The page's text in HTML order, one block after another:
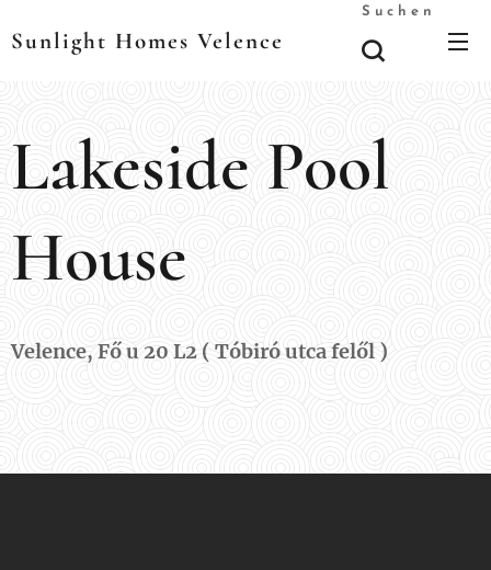
Sunlight Homes Velence
Suchen
Lakeside Pool
House
Velence, Fő u 20 L2 ( Tóbiró utca felől )